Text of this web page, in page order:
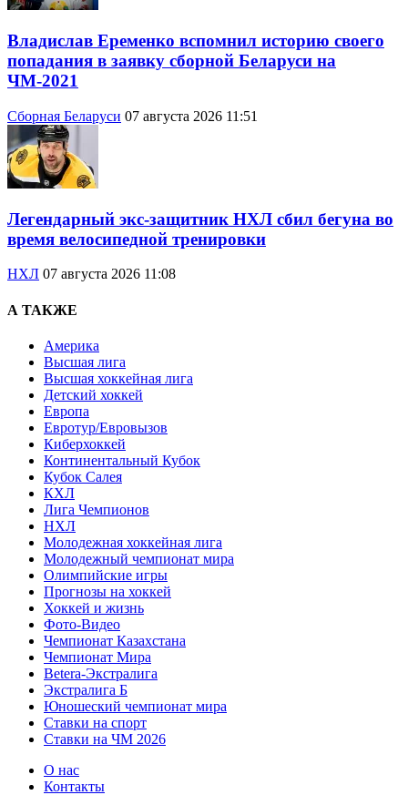
Владислав Еременко вспомнил историю своего
попадания в заявку сборной Беларуси на
ЧМ-2021
Сборная Беларуси 07 августа 2026 11:51
Легендарный экс-защитник НХЛ сбил бегуна во
время велосипедной тренировки
НХЛ 07 августа 2026 11:08
А ТАКЖЕ
Америка
Высшая лига
Высшая хоккейная лига
Детский хоккей
Европа
Евротур/Евровызов
Киберхоккей
Континентальный Кубок
Кубок Салея
КХЛ
Лига Чемпионов
НХЛ
Молодежная хоккейная лига
Молодежный чемпионат мира
Олимпийские игры
Прогнозы на хоккей
Хоккей и жизнь
Фото-Видео
Чемпионат Казахстана
Чемпионат Мира
Betera-Экстралига
Экстралига Б
Юношеский чемпионат мира
Ставки на спорт
Ставки на ЧМ 2026
О нас
Контакты